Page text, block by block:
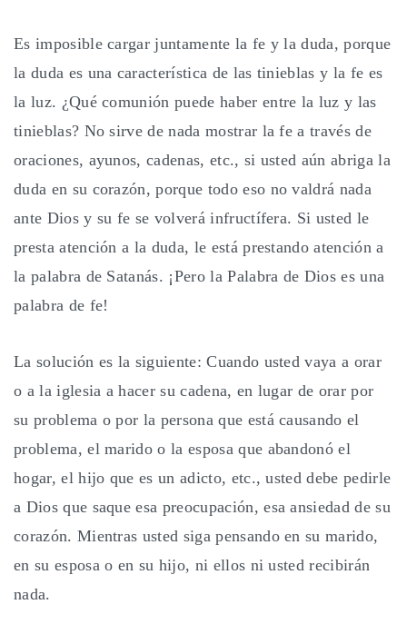
Es imposible cargar juntamente la fe y la duda, porque
la duda es una característica de las tinieblas y la fe es
la luz. ¿Qué comunión puede haber entre la luz y las
tinieblas? No sirve de nada mostrar la fe a través de
oraciones, ayunos, cadenas, etc., si usted aún abriga la
duda en su corazón, porque todo eso no valdrá nada
ante Dios y su fe se volverá infructífera. Si usted le
presta atención a la duda, le está prestando atención a
la palabra de Satanás. ¡Pero la Palabra de Dios es una
palabra de fe!
La solución es la siguiente: Cuando usted vaya a orar
o a la iglesia a hacer su cadena, en lugar de orar por
su problema o por la persona que está causando el
problema, el marido o la esposa que abandonó el
hogar, el hijo que es un adicto, etc., usted debe pedirle
a Dios que saque esa preocupación, esa ansiedad de su
corazón. Mientras usted siga pensando en su marido,
en su esposa o en su hijo, ni ellos ni usted recibirán
nada.